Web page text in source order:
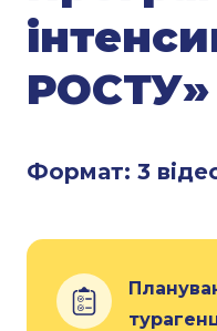
РОСТУ»
Формат: 3